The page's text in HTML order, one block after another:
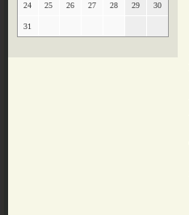
24 25 26 27 28 29 30
31